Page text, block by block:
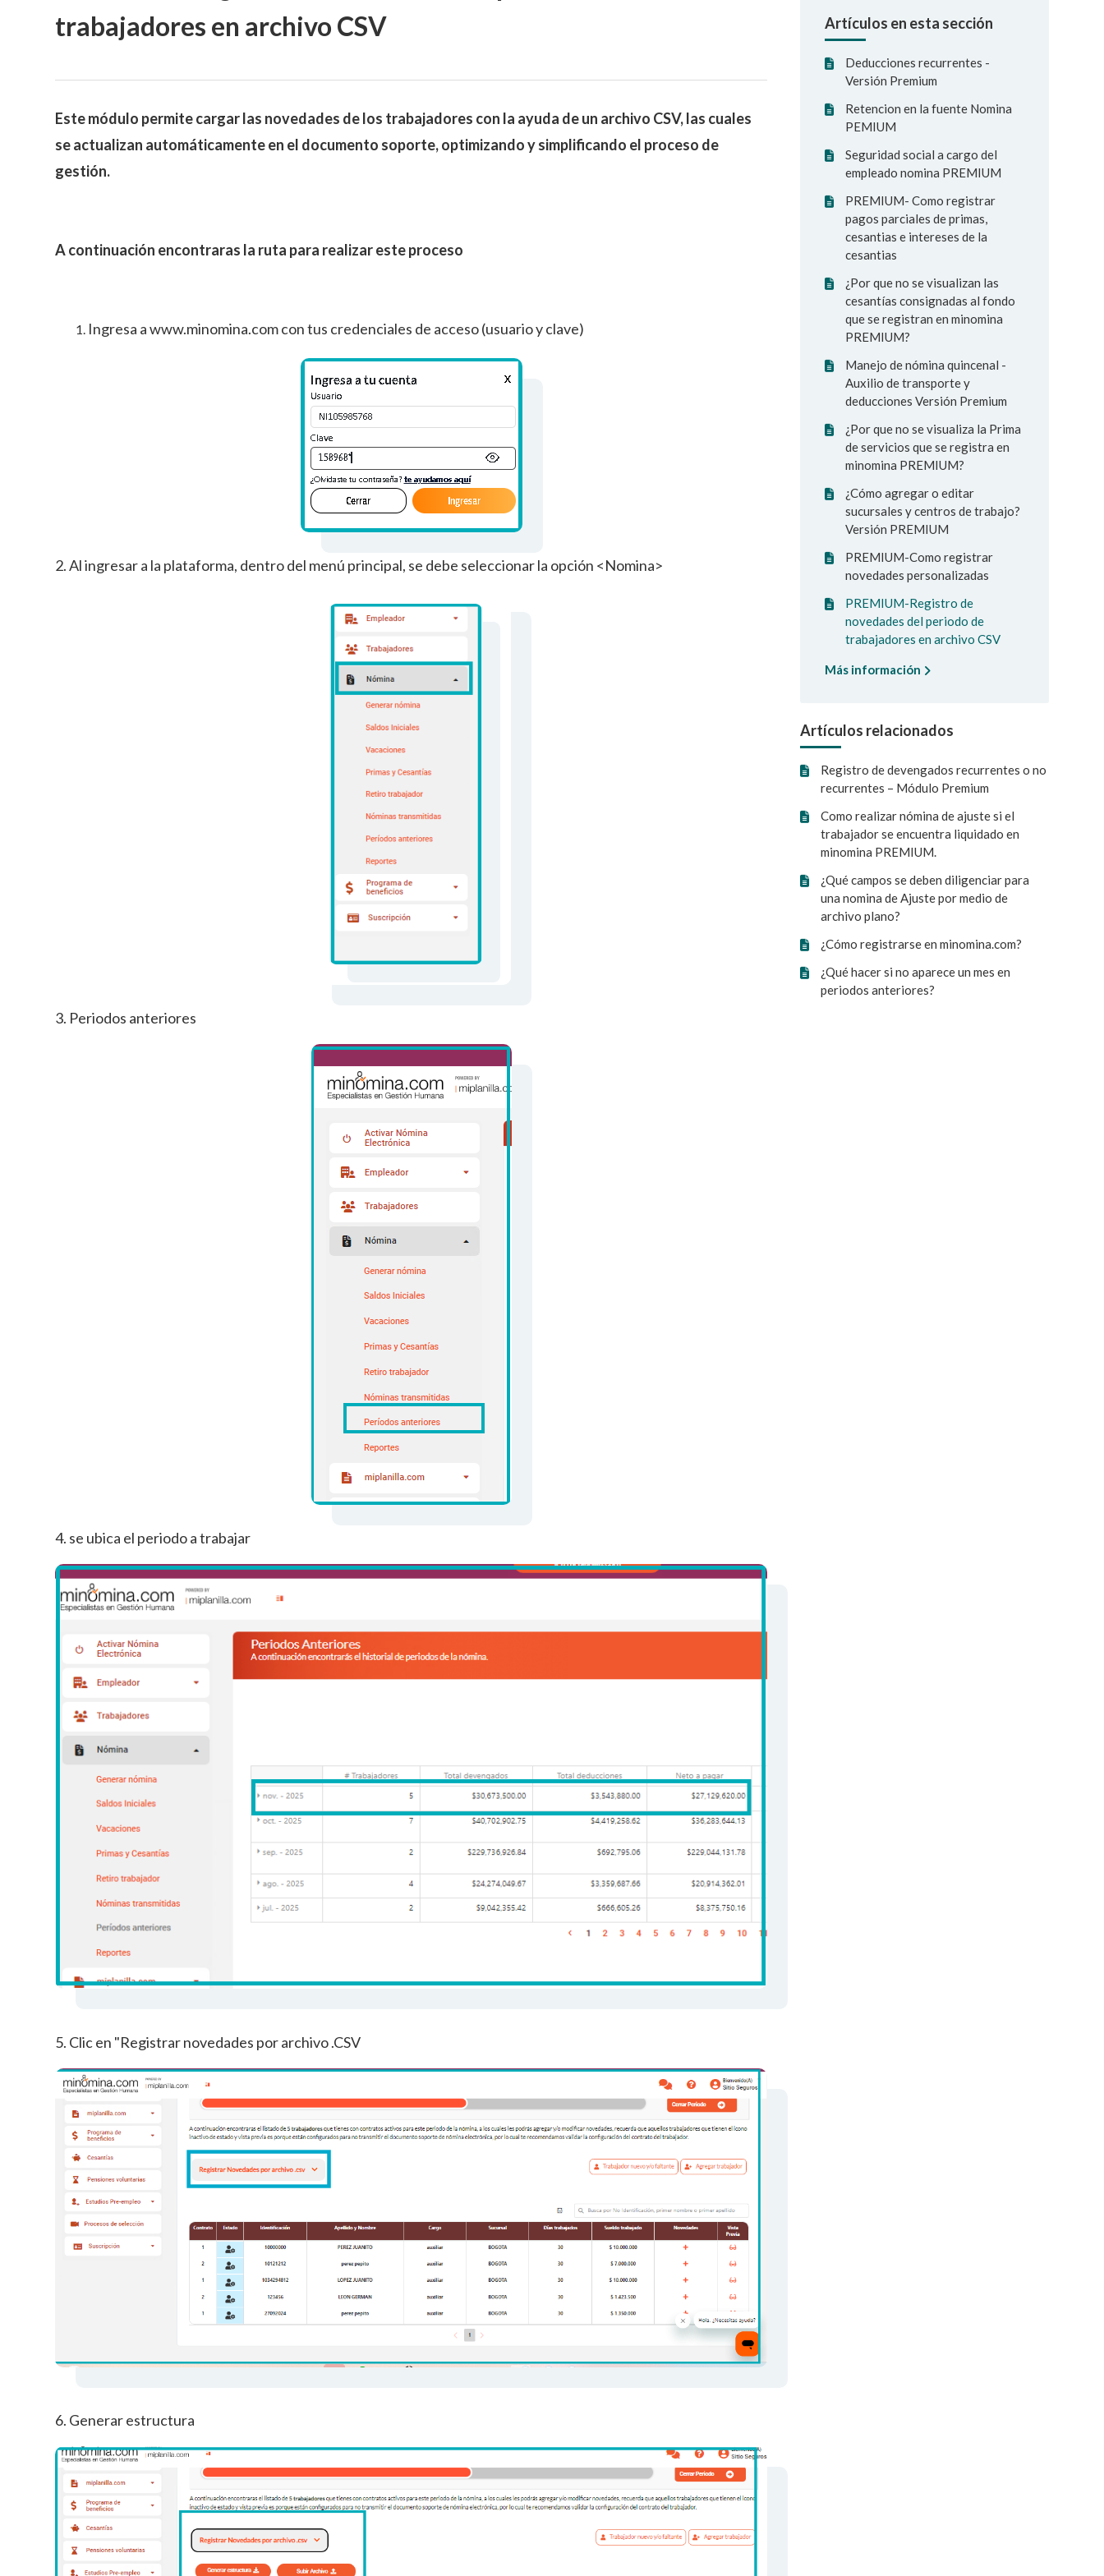
Artículos en esta sección
Deducciones recurrentes -
Versión Premium
Retencion en la fuente Nomina
PEMIUM
Seguridad social a cargo del
empleado nomina PREMIUM
PREMIUM- Como registrar
pagos parciales de primas,
cesantias e intereses de la
cesantias
¿Por que no se visualizan las
cesantías consignadas al fondo
que se registran en minomina
PREMIUM?
Manejo de nómina quincenal -
Auxilio de transporte y
deducciones Versión Premium
¿Por que no se visualiza la Prima
de servicios que se registra en
minomina PREMIUM?
¿Cómo agregar o editar
sucursales y centros de trabajo?
Versión PREMIUM
PREMIUM-Como registrar
novedades personalizadas
PREMIUM-Registro de
novedades del periodo de
trabajadores en archivo CSV
Más información
Artículos relacionados
Registro de devengados recurrentes o no
recurrentes – Módulo Premium
Como realizar nómina de ajuste si el
trabajador se encuentra liquidado en
minomina PREMIUM.
¿Qué campos se deben diligenciar para
una nomina de Ajuste por medio de
archivo plano?
¿Cómo registrarse en minomina.com?
¿Qué hacer si no aparece un mes en
periodos anteriores?
trabajadores en archivo CSV
Este módulo permite cargar las novedades de los trabajadores con la ayuda de un archivo CSV, las cuales
se actualizan automáticamente en el documento soporte, optimizando y simplificando el proceso de
gestión.
A continuación encontraras la ruta para realizar este proceso
Ingresa a www.minomina.com con tus credenciales de acceso (usuario y clave)
2. Al ingresar a la plataforma, dentro del menú principal, se debe seleccionar la opción <Nomina>
3. Periodos anteriores
4. se ubica el periodo a trabajar
5. Clic en "Registrar novedades por archivo .CSV
6. Generar estructura